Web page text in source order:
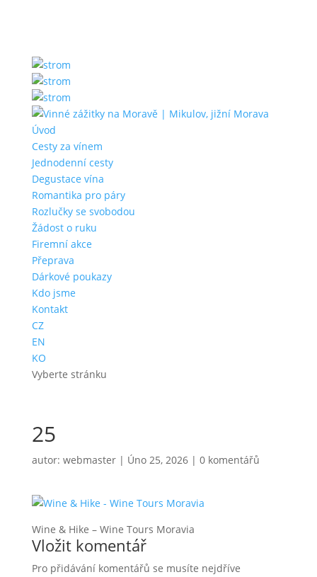
Úvod
Cesty za vínem
Jednodenní cesty
Degustace vína
Romantika pro páry
Rozlučky se svobodou
Žádost o ruku
Firemní akce
Přeprava
Dárkové poukazy
Kdo jsme
Kontakt
CZ
EN
KO
Vyberte stránku
25
autor: webmaster| Úno 25, 2026| 0 komentářů
Wine & Hike – Wine Tours Moravia
Vložit komentář
Pro přidávání komentářů se musíte nejdříve